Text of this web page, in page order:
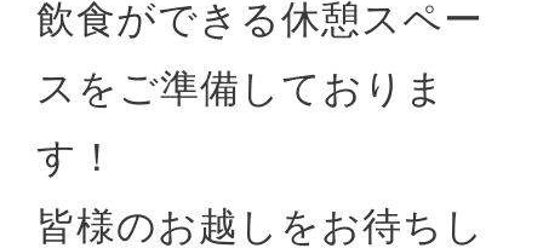
飲食ができる休憩スペー
スをご準備しておりま
す！
皆様のお越しをお待ちし